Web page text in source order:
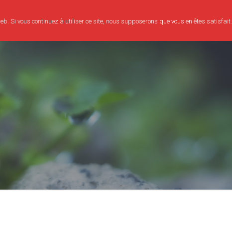
Si vous continuez à utiliser ce site, nous supposerons que vous en êtes satisfait.